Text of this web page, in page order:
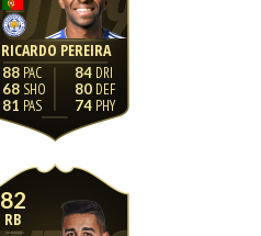
RICARDO PEREIRA
88
68
81
84
80
74
82
RB